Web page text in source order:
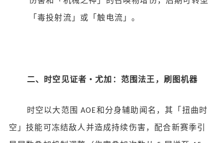
「毒投射流」或「触电流」。
二、时空见证者・尤加：范围法王，刷图机器
时空以大范围 AOE和分身辅助闻名，其「扭曲时
空」技能可冻结敌人并造成持续伤害，配合新赛季引